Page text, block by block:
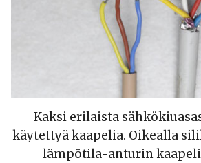
Kaksi erilaista
käytettyä kaapelia. Oikealla
lämpötila-anturin